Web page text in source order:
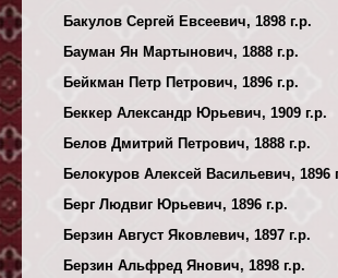
Бакулов Сергей Евсеевич, 1898 г.р.
Бауман Ян Мартынович, 1888 г.р.
Бейкман Петр Петрович, 1896 г.р.
Беккер Александр Юрьевич, 1909 г.р.
Белов Дмитрий Петрович, 1888 г.р.
Белокуров Алексей Васильевич, 1896
Берг Людвиг Юрьевич, 1896 г.р.
Берзин Август Яковлевич, 1897 г.р.
Берзин Альфред Янович, 1898 г.р.